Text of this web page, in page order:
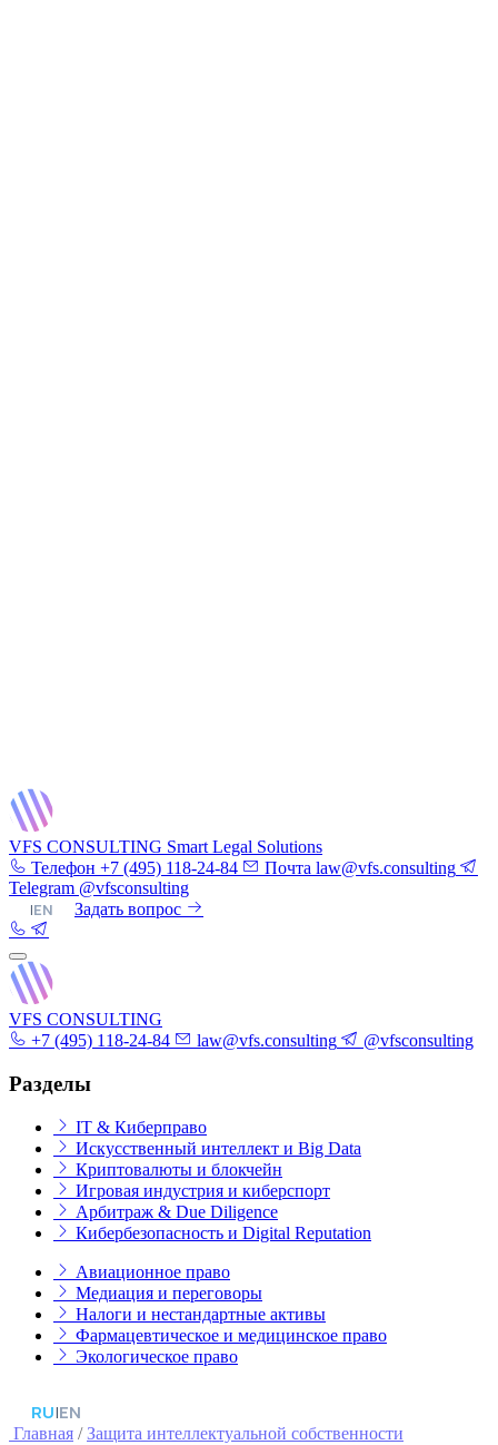
VFS CONSULTING Smart Legal Solutions
Телефон +7 (495) 118-24-84 Почта law@vfs.consulting
Telegram @vfsconsulting
|EN Задать вопрос
VFS CONSULTING
+7 (495) 118-24-84
law@vfs.consulting @vfsconsulting
Разделы
IT & Киберправо
Искусственный интеллект и Big Data
Криптовалюты и блокчейн
Игровая индустрия и киберспорт
Арбитраж & Due Diligence
Кибербезопасность и Digital Reputation
Авиационное право
Медиация и переговоры
Налоги и нестандартные активы
Фармацевтическое и медицинское право
Экологическое право
RU|EN
Главная /Защита интеллектуальной собственности